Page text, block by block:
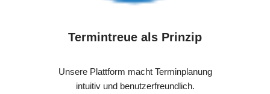
Termintreue als Prinzip
Unsere Plattform macht Terminplanung
intuitiv und benutzerfreundlich.